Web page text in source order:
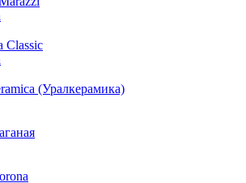
Classic
(Уралкерамика)